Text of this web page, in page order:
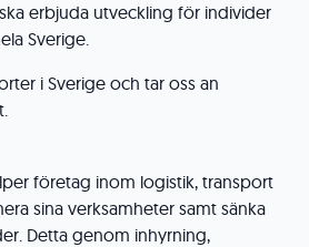
erbjuda utveckling för individer
Sverige.
i Sverige och tar oss an
företag inom logistik, transport
sina verksamheter samt sänka
Detta genom inhyrning,